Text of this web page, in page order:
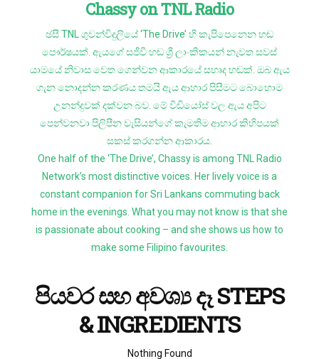
Chassy on TNL Radio
ඡසී TNL ගුවන්විදුලියේ ‘The Drive’ හි කැපිපෙනෙන හඬ
පෞර්ෂයක්. ඇයගේ සජීවී හඬ ශ්‍රී ලාංකිකයන් නැවත සවස්
යාමයේ නිවාස වෙත ගෙන්වන ආකාරයේ සහෘද හඬක්. ඔබ ඇය
ගැන නොදන්න කරණය තමයි ඇය ආහාර පිසීමට බොහොම
උනන්දුවක් දක්වන බව. මේ විඩියෝස් වල ඇය අපිට
පෙන්වනවා පිලිපීන වැසියන්ගේ කැමතිම ආහාර කිහිපයක්
සකස් කරගන්න ආකාරය.
One half of the ‘The Drive’, Chassy is among TNL Radio
Network’s most distinctive voices. Her lively voice is a
constant companion for Sri Lankans commuting back
home in the evenings. What you may not know is that she
is passionate about cooking – and she shows us how to
make some Filipino favourites.
පියවර සහ අවශ්‍ය දෑ STEPS
& INGREDIENTS
Nothing Found